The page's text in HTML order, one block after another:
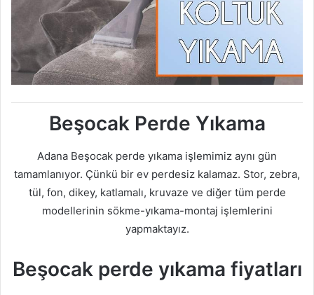
Beşocak Perde Yıkama
Adana Beşocak perde yıkama işlemimiz aynı gün
tamamlanıyor. Çünkü bir ev perdesiz kalamaz. Stor, zebra,
tül, fon, dikey, katlamalı, kruvaze ve diğer tüm perde
modellerinin sökme-yıkama-montaj işlemlerini
yapmaktayız.
Beşocak perde yıkama fiyatları